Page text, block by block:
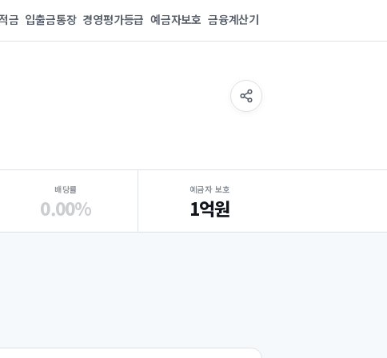
금 입출금통장 경영평가등급 예금자보호 금융계산기
배당률
0.00%
예금자 보호
1억원